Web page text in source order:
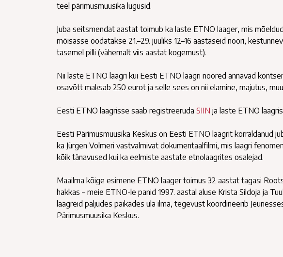
teel pärimusmuusika lugusid.
Juba seitsmendat aastat toimub ka laste ETNO laager, mis
mõisasse oodatakse 21.–29. juuliks 12–16 aastaseid noori,
tasemel pilli (vähemalt viis aastat kogemust).
Nii laste ETNO laagri kui Eesti ETNO laagri noored annavad
osavõtt maksab 250 eurot ja selle sees on nii elamine, majutus,
Eesti ETNO laagrisse saab registreeruda SIIN ja laste ETNO
Eesti Pärimusmuusika Keskus on Eesti ETNO laagrit korraldanud
ka Jürgen Volmeri vastvalmivat dokumentaalfilmi, mis laagri
kõik tänavused kui ka eelmiste aastate etnolaagrites osalejad.
Maailma kõige esimene ETNO laager toimus 32 aastat tagasi
hakkas – meie ETNO-le panid 1997. aastal aluse Krista Sildoja ja
laagreid paljudes paikades üla ilma, tegevust koordineerib
Pärimusmuusika Keskus.